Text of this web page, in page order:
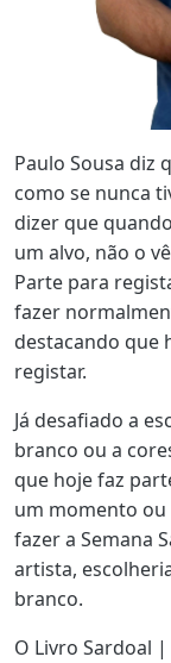
Paulo Sousa diz
como se nunca
dizer que
um alvo, não o
Parte para
fazer
destacando que
registar.
Já desafiado a
branco ou a
que hoje faz
um momento ou
fazer a Semana
artista,
branco.
O Livro Sardoal |